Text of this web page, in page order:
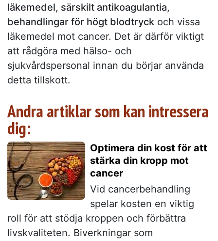
läkemedel, särskilt antikoagulantia,
behandlingar för högt blodtryck och vissa
läkemedel mot cancer. Det är därför viktigt
att rådgöra med hälso- och
sjukvårdspersonal innan du börjar använda
detta tillskott.
Andra artiklar som kan intressera
dig:
Optimera din kost för att
stärka din kropp mot
cancer
Vid cancerbehandling
spelar kosten en viktig
roll för att stödja kroppen och förbättra
livskvaliteten. Biverkningar som